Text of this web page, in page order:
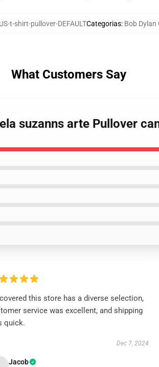
t-shirt-pullover-DEFAULTCategorias: Bob Dylan
What Customers Say
suzanns arte Pullover
this store has a diverse selection,
service was excellent, and shipping
quick.
Dec 7, 2024
Jacob